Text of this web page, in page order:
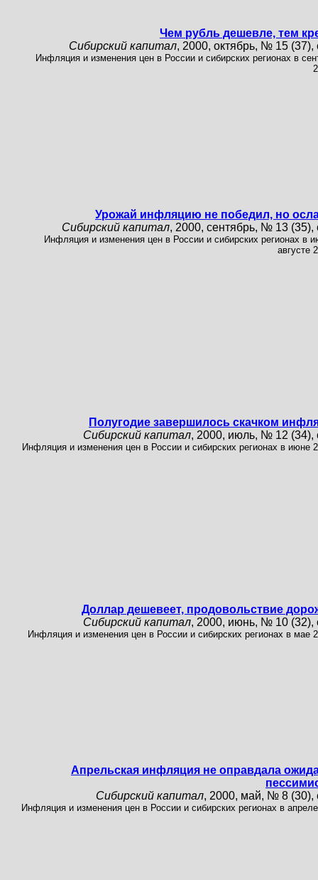
Чем рубль дешевле, тем
Сибирский капитал, 2000, октябрь, № 15 (37),
Инфляция и изменения цен в России и сибирских регионах в
Урожай инфляцию не победил, но
Сибирский капитал, 2000, сентябрь, № 13 (35),
Инфляция и изменения цен в России и сибирских регионах в
августе
Полугодие завершилось скачком
Сибирский капитал, 2000, июль, № 12 (34),
Инфляция и изменения цен в России и сибирских регионах в июне
Доллар дешевеет, продовольствие
Сибирский капитал, 2000, июнь, № 10 (32),
Инфляция и изменения цен в России и сибирских регионах в мае
Апрельская инфляция не оправдала
Сибирский капитал, 2000, май, № 8 (30),
Инфляция и изменения цен в России и сибирских регионах в